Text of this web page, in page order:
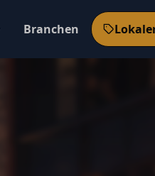
Branchen